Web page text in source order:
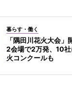
暮らす・働く
「隅田川花火大会」
2会場で2万発、10
火コンクールも